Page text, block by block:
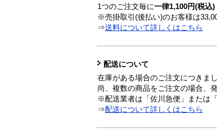
1つのご注文毎に一律1,100円(税込)
※売掛取引(後払い)のお客様は
⇒送料について詳しくはこちら
配送について
在庫がある場合のご注文につきま
尚、複数の商品をご注文の場合、
※配送業者は「佐川急便」または
⇒配送について詳しくはこちら